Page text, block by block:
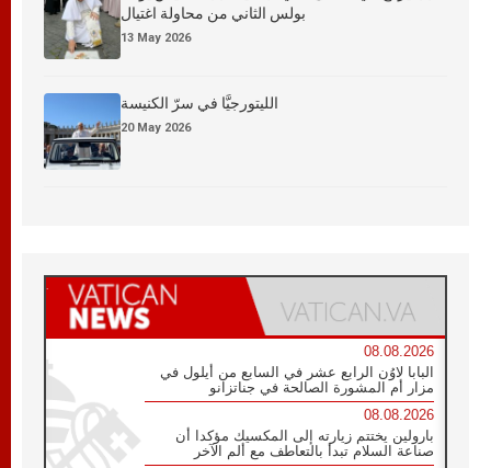
بولس الثاني من محاولة اغتيال
13 May 2026
الليتورجيَّا في سرّ الكنيسة
20 May 2026
08.08.2026
البابا لاوُن الرابع عشر في السابع من أيلول في
مزار أم المشورة الصالحة في جناتزانو
08.08.2026
بارولين يختتم زيارته إلى المكسيك مؤكدا أن
صناعة السلام تبدأ بالتعاطف مع ألم الآخر